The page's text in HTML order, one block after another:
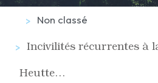
Non classé
Incivilités récurrentes à
Heutte…